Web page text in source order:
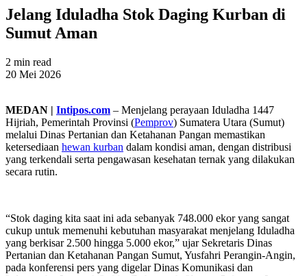
Jelang Iduladha Stok Daging Kurban di
Sumut Aman
2 min read
20 Mei 2026
MEDAN | Intipos.com – Menjelang perayaan Iduladha 1447
Hijriah, Pemerintah Provinsi (Pemprov) Sumatera Utara (Sumut)
melalui Dinas Pertanian dan Ketahanan Pangan memastikan
ketersediaan hewan kurban dalam kondisi aman, dengan distribusi
yang terkendali serta pengawasan kesehatan ternak yang dilakukan
secara rutin.
“Stok daging kita saat ini ada sebanyak 748.000 ekor yang sangat
cukup untuk memenuhi kebutuhan masyarakat menjelang Iduladha
yang berkisar 2.500 hingga 5.000 ekor,” ujar Sekretaris Dinas
Pertanian dan Ketahanan Pangan Sumut, Yusfahri Perangin-Angin,
pada konferensi pers yang digelar Dinas Komunikasi dan